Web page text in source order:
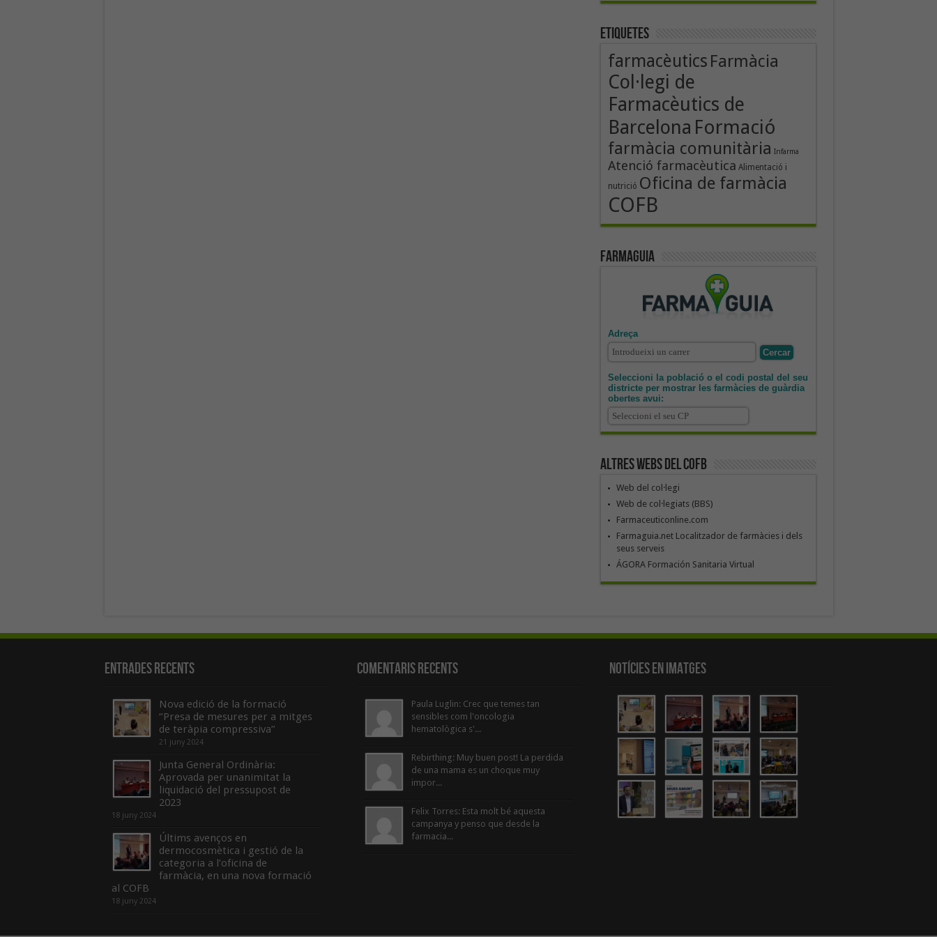
Etiquetes
farmacèutics Farmàcia
Col·legi de
Farmacèutics de
Barcelona Formació
farmàcia comunitària Infarma
Atenció farmacèutica Alimentació i
nutrició Oficina de farmàcia
COFB
Farmaguia
Adreça
Seleccioni la població o el codi postal del seu
districte per mostrar les farmàcies de guàrdia
obertes avui:
Altres webs del COFB
Web del col·legi
Web de col·legiats (BBS)
Farmaceuticonline.com
Farmaguia.net Localitzador de farmàcies i dels
seus serveis
ÁGORA Formación Sanitaria Virtual
Entrades recents
Nova edició de la formació
“Presa de mesures per a mitges
de teràpia compressiva”
21 juny 2024
Junta General Ordinària:
Aprovada per unanimitat la
liquidació del pressupost de
2023
18 juny 2024
Últims avenços en
dermocosmètica i gestió de la
categoria a l’oficina de
farmàcia, en una nova formació
al COFB
18 juny 2024
Comentaris Recents
Paula Luglin: Crec que temes tan
sensibles com l'oncologia
hematològica s'...
Rebirthing: Muy buen post! La perdida
de una mama es un choque muy
impor...
Felix Torres: Esta molt bé aquesta
campanya y penso que desde la
farmacia...
Notícies en Imatges